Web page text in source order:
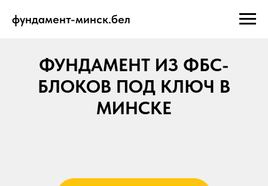
фундамент-минск.бел
ФУНДАМЕНТ ИЗ ФБС-
БЛОКОВ ПОД КЛЮЧ В
МИНСКЕ